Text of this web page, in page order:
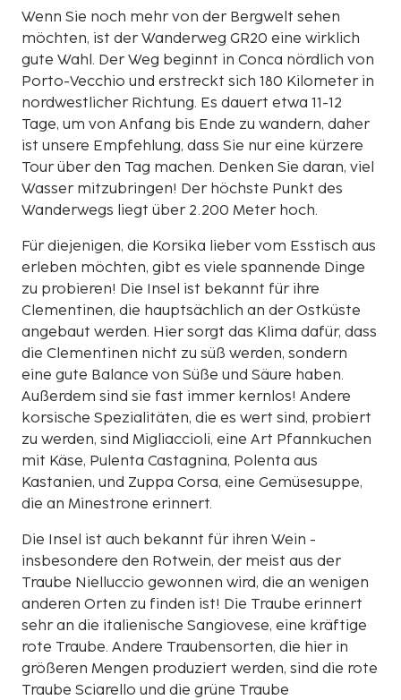
Wenn Sie noch mehr von der Bergwelt sehen
möchten, ist der Wanderweg GR20 eine wirklich
gute Wahl. Der Weg beginnt in Conca nördlich von
Porto-Vecchio und erstreckt sich 180 Kilometer in
nordwestlicher Richtung. Es dauert etwa 11-12
Tage, um von Anfang bis Ende zu wandern, daher
ist unsere Empfehlung, dass Sie nur eine kürzere
Tour über den Tag machen. Denken Sie daran, viel
Wasser mitzubringen! Der höchste Punkt des
Wanderwegs liegt über 2.200 Meter hoch.
Für diejenigen, die Korsika lieber vom Esstisch aus
erleben möchten, gibt es viele spannende Dinge
zu probieren! Die Insel ist bekannt für ihre
Clementinen, die hauptsächlich an der Ostküste
angebaut werden. Hier sorgt das Klima dafür, dass
die Clementinen nicht zu süß werden, sondern
eine gute Balance von Süße und Säure haben.
Außerdem sind sie fast immer kernlos! Andere
korsische Spezialitäten, die es wert sind, probiert
zu werden, sind Migliaccioli, eine Art Pfannkuchen
mit Käse, Pulenta Castagnina, Polenta aus
Kastanien, und Zuppa Corsa, eine Gemüsesuppe,
die an Minestrone erinnert.
Die Insel ist auch bekannt für ihren Wein -
insbesondere den Rotwein, der meist aus der
Traube Nielluccio gewonnen wird, die an wenigen
anderen Orten zu finden ist! Die Traube erinnert
sehr an die italienische Sangiovese, eine kräftige
rote Traube. Andere Traubensorten, die hier in
größeren Mengen produziert werden, sind die rote
Traube Sciarello und die grüne Traube